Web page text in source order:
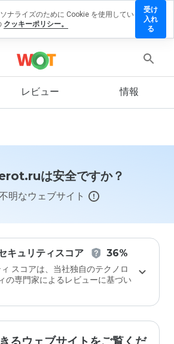
レビュー 情報
は安全ですか？
明なウェブサイト
キュリティスコア 36%
スコアは、当社独自のテクノロ
の専門家によるレビューに基づい
ナライズのために Cookie を使用してい
クッキーポリシー。
受け
入れ
る